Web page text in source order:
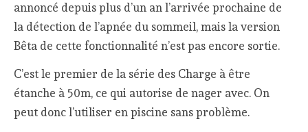
annoncé depuis plus d’un an l’arrivée prochaine de
la détection de l’apnée du sommeil, mais la version
Bêta de cette fonctionnalité n’est pas encore sortie.
C’est le premier de la série des Charge à être
étanche à 50m, ce qui autorise de nager avec. On
peut donc l’utiliser en piscine sans problème.